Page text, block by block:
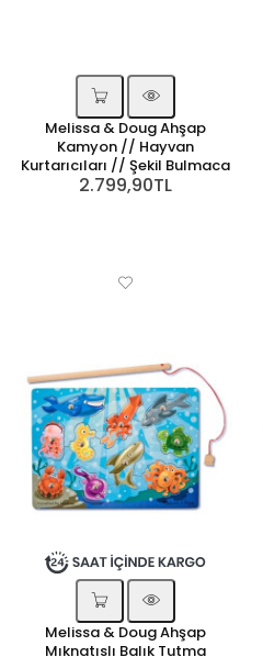
Melissa & Doug Ahşap
Kamyon // Hayvan
Kurtarıcıları // Şekil Bulmaca
2.799,90TL
Melissa & Doug Ahşap
Mıknatıslı Balık Tutma